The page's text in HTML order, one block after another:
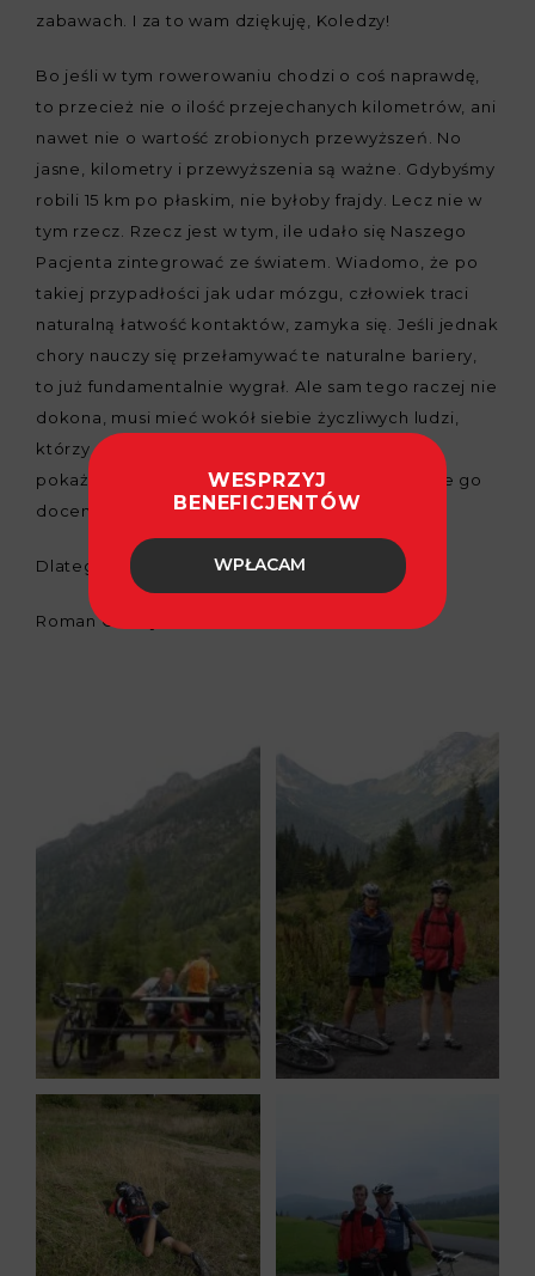
zabawach. I za to wam dziękuję, Koledzy!
Bo jeśli w tym rowerowaniu chodzi o coś naprawdę,
to przecież nie o ilość przejechanych kilometrów, ani
nawet nie o wartość zrobionych przewyższeń. No
jasne, kilometry i przewyższenia są ważne. Gdybyśmy
robili 15 km po płaskim, nie byłoby frajdy. Lecz nie w
tym rzecz. Rzecz jest w tym, ile udało się Naszego
Pacjenta zintegrować ze światem. Wiadomo, że po
takiej przypadłości jak udar mózgu, człowiek traci
naturalną łatwość kontaktów, zamyka się. Jeśli jednak
chory nauczy się przełamywać te naturalne bariery,
to już fundamentalnie wygrał. Ale sam tego raczej nie
dokona, musi mieć wokół siebie życzliwych ludzi,
którzy nie gadaniem, ale praktyczną postawą
pokażą, że go akceptują w jego słabościach i że go
doceniają w jego przewagach.
Dlatego jeszcze raz, dziękuję wam, Chłopaki!
Roman Graczyk
WESPRZYJ
BENEFICJENTÓW
WPŁACAM